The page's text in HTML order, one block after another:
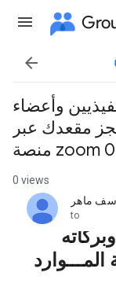

وأعضاء
مقعدك عبر
0 views
ماهر
unread,
to
المـــوارد